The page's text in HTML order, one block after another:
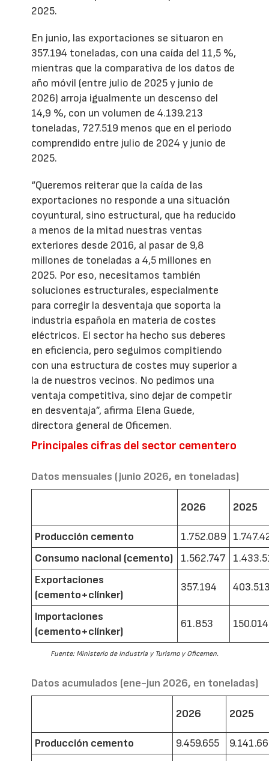
2025.
En junio, las exportaciones se situaron en
357.194 toneladas, con una caída del 11,5 %,
mientras que la comparativa de los datos de
año móvil (entre julio de 2025 y junio de
2026) arroja igualmente un descenso del
14,9 %, con un volumen de 4.139.213
toneladas, 727.519 menos que en el periodo
comprendido entre julio de 2024 y junio de
2025.
“Queremos reiterar que la caída de las
exportaciones no responde a una situación
coyuntural, sino estructural, que ha reducido
a menos de la mitad nuestras ventas
exteriores desde 2016, al pasar de 9,8
millones de toneladas a 4,5 millones en
2025. Por eso, necesitamos también
soluciones estructurales, especialmente
para corregir la desventaja que soporta la
industria española en materia de costes
eléctricos. El sector ha hecho sus deberes
en eficiencia, pero seguimos compitiendo
con una estructura de costes muy superior a
la de nuestros vecinos. No pedimos una
ventaja competitiva, sino dejar de competir
en desventaja”, afirma Elena Guede,
directora general de Oficemen.
Principales cifras del sector cementero
Datos mensuales (junio 2026, en toneladas)
2026 2025
Producción cemento 1.752.089
Consumo nacional (cemento)
1.562.747
Exportaciones
(cemento+clínker)
357.194
Importaciones
(cemento+clínker)
61.853 150.014
Fuente: Ministerio de Industria y Turismo y Oficemen.
Datos acumulados (ene-jun 2026, en toneladas)
2026 2025
Producción cemento 9.459.655